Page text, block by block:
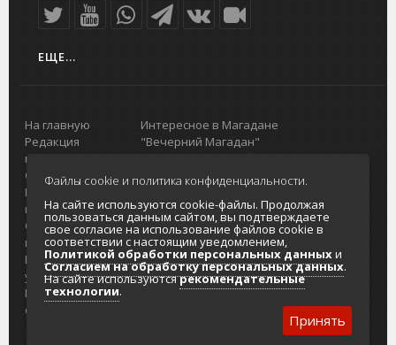
ЕЩЕ...
На главную
Редакция
портала
О проекте
Реклама на
портале
Отзывы и
предложения
Интернет-
услуги
Разработка
сайтов
Интересное в Магадане
"Вечерний Магадан"
Городская доска объявлений
Реклама
Главный туристический портал
Колымы
Политика в отношении обработки
персональных данных
Согласие на обработку персональных
данных
Файлы cookie и политика конфиденциальности.
На сайте используются cookie-файлы. Продолжая
пользоваться данным сайтом, вы подтверждаете
свое согласие на использование файлов cookie в
соответствии с настоящим уведомлением,
Политикой обработки персональных данныхи
Согласием на обработку персональных данных.
На сайте используютсярекомендательные
технологии.
Принять